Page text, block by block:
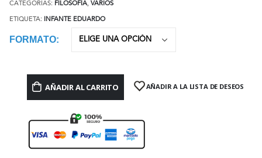
CATEGORÍAS: FILOSOFÍA, VARIOS
ETIQUETA: INFANTE EDUARDO
FORMATO
AÑADIR AL CARRITO AÑADIR A LA LISTA DE DESEOS